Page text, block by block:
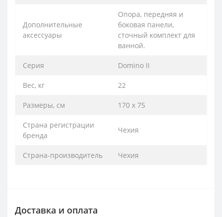
Дополнительные
аксессуары
Опора, передняя и
боковая панели,
сточный комплект для
ванной.
Серия Domino II
Вес, кг 22
Размеры, см 170 х 75
Страна регистрации
бренда
Чехия
Страна-производитель Чехия
Доставка и оплата